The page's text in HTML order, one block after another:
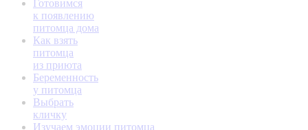
Готовимся
к появлению
питомца дома
Как взять
питомца
из приюта
Беременность
у питомца
Выбрать
кличку
Изучаем эмоции питомца